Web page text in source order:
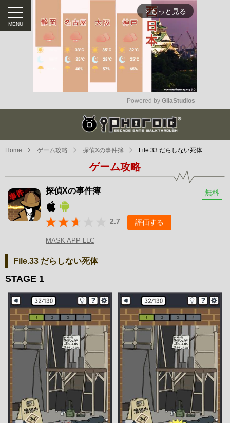
arrow_forward_ios もっと見る
Mute
Powered by GliaStudios
Home ゲーム攻略 探偵Xの事件簿 File.33 だらしない死体
ゲーム攻略
探偵Xの事件簿 無料
2.7 評価する
MASK APP LLC
File.33 だらしない死体
STAGE 1